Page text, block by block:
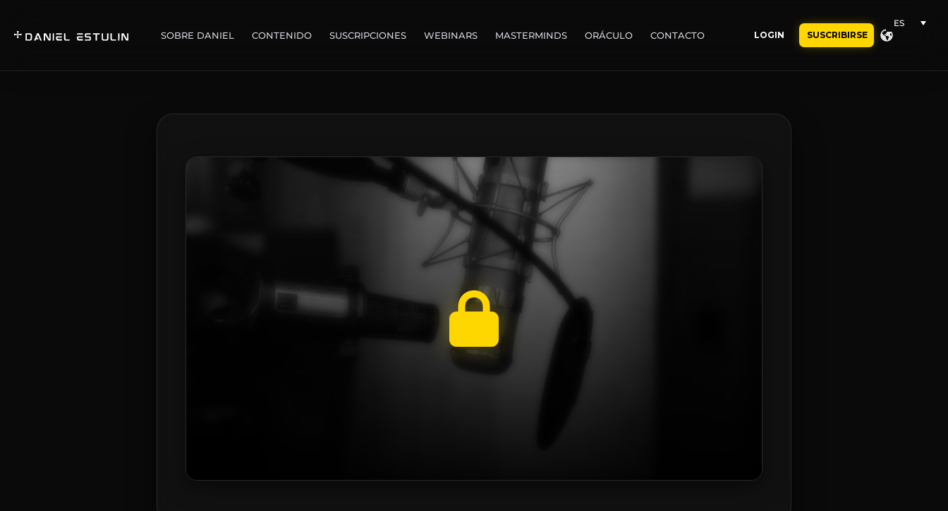
SOBRE DANIEL CONTENIDO SUSCRIPCIONES WEBINARS MASTERMINDS ORÁCULO CONTACTO LOGIN SUSCRIBIRSE
ES